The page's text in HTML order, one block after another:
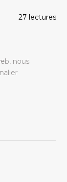
27 lectures
nous